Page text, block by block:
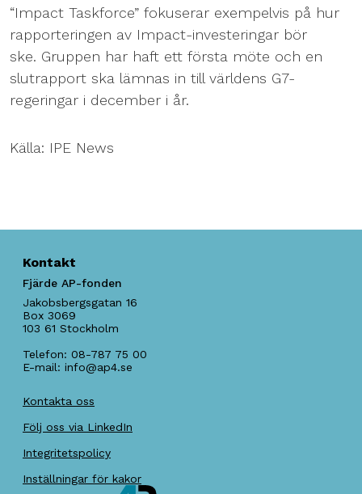
“Impact Taskforce” fokuserar exempelvis på hur
rapporteringen av Impact-investeringar bör
ske. Gruppen har haft ett första möte och en
slutrapport ska lämnas in till världens G7-
regeringar i december i år.
Källa: IPE News
Kontakt
Fjärde AP-fonden
Jakobsbergsgatan 16
Box 3069
103 61 Stockholm
Telefon: 08-787 75 00
E-mail: info@ap4.se
Kontakta oss
Följ oss via LinkedIn
Integritetspolicy
Inställningar för kakor